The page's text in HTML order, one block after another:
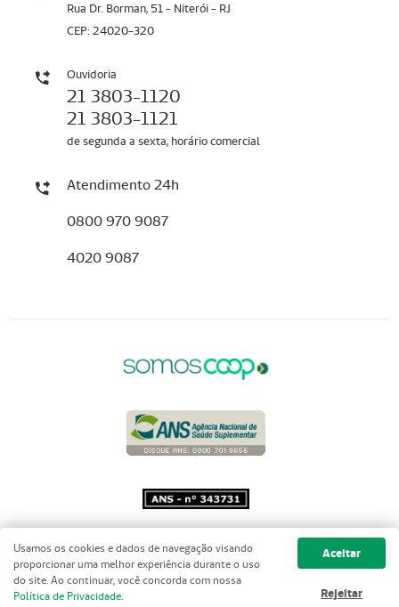
Rua Dr. Borman, 51 - Niterói - RJ
CEP: 24020-320
Ouvidoria
21 3803-1120
21 3803-1121
de segunda a sexta, horário comercial
Atendimento 24h
0800 970 9087
4020 9087
Copyright 2001 - 2026 Unimed do
Brasil - Todos os direitos reservados
Usamos os cookies e dados de navegação visando
proporcionar uma melhor experiência durante o uso
do site. Ao continuar, você concorda com nossa
Política de Privacidade.
Aceitar
Rejeitar